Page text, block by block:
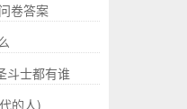
卷答案
斗士都有谁
的人)